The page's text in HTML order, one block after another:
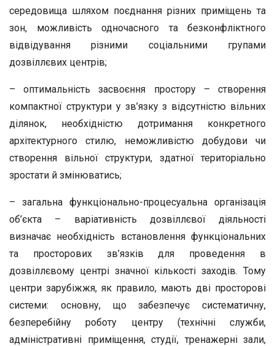
середовища шляхом поєднання різних приміщень та
зон, можливість одночасного та безконфліктного
відвідування різними соціальними групами
дозвіллєвих центрів;
– оптимальність засвоєння простору – створення
компактної структури у зв’язку з відсутністю вільних
ділянок, необхідністю дотримання конкретного
архітектурного стилю, неможливістю добудови чи
створення вільної структури, здатної територіально
зростати й змінюватись;
– загальна функціонально-процесуальна організація
об’єкта – варіативність дозвіллєвої діяльності
визначає необхідність встановлення функціональних
та просторових зв’язків для проведення в
дозвіллєвому центрі значної кількості заходів. Тому
центри зарубіжжя, як правило, мають дві просторові
системи: основну, що забезпечує систематичну,
безперебійну роботу центру (технічні служби,
адміністративні приміщення, студії, тренажерні зали,